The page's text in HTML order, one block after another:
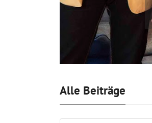
Alle Beiträge